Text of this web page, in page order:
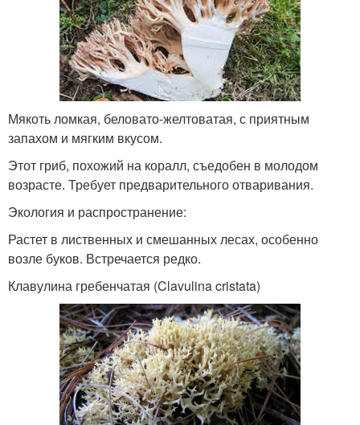
Мякоть ломкая, беловато-желтоватая, с приятным
запахом и мягким вкусом.
Этот гриб, похожий на коралл, съедобен в молодом
возрасте. Требует предварительного отваривания.
Экология и распространение:
Растет в лиственных и смешанных лесах, особенно
возле буков. Встречается редко.
Клавулина гребенчатая (Clavulina cristata)